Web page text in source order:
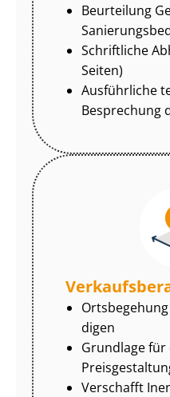
Beurteilung
Schriftliche
Seiten)
Ausführliche
Besprechung
di­gen
Grundlage
Verschafft